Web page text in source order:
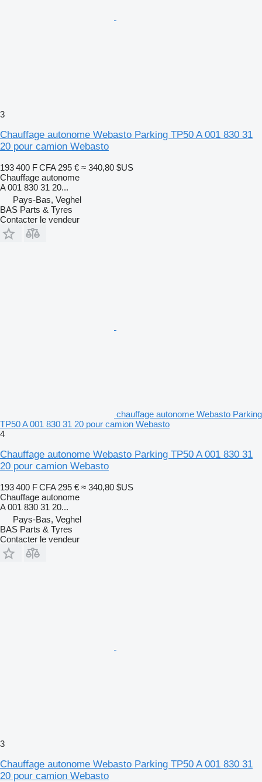
3
Chauffage autonome Webasto Parking TP50 A 001 830 31
20 pour camion Webasto
193 400 F CFA 295 € ≈ 340,80 $US
Chauffage autonome
A 001 830 31 20...
Pays-Bas, Veghel
BAS Parts & Tyres
Contacter le vendeur
chauffage autonome Webasto Parking
TP50 A 001 830 31 20 pour camion Webasto
4
Chauffage autonome Webasto Parking TP50 A 001 830 31
20 pour camion Webasto
193 400 F CFA 295 € ≈ 340,80 $US
Chauffage autonome
A 001 830 31 20...
Pays-Bas, Veghel
BAS Parts & Tyres
Contacter le vendeur
3
Chauffage autonome Webasto Parking TP50 A 001 830 31
20 pour camion Webasto